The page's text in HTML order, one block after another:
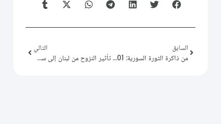
السابق
من ذاكرة الثورة السورية: 2014/10/01
التالي
تأثير النزوح من لبنان إلى سورية على اقتصاد النظام السوري